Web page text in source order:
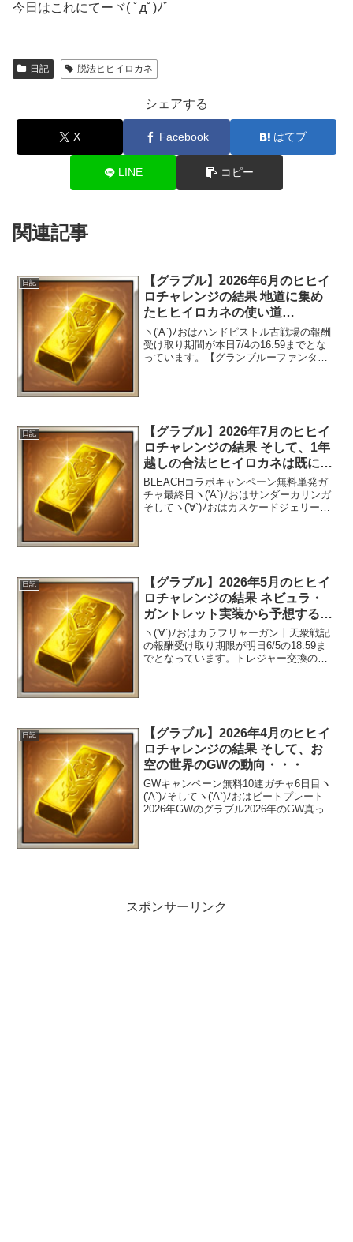
今日はこれにてーヾ( ﾟдﾟ)ﾉ゛
日記 脱法ヒヒイロカネ
シェアする
X Facebook はてブ
LINE コピー
関連記事
日記
【グラブル】2026年6月のヒヒイ
ロチャレンジの結果 地道に集め
たヒヒイロカネの使い道
は・・・？
ヽ('A`)ﾉおはハンドピストル古戦場の報酬
受け取り期間が本日7/4の16:59までとな
っています。【グランブルーファンタジ
日記
【グラブル】2026年7月のヒヒイ
ロチャレンジの結果 そして、1年
越しの合法ヒヒイロカネは既に確
保してある？
BLEACHコラボキャンペーン無料単発ガ
チャ最終日ヽ('A`)ﾉおはサンダーカリンガ
そしてヽ('∀`)ﾉおはカスケードジェリーサ
日記
【グラブル】2026年5月のヒヒイ
ロチャレンジの結果 ネビュラ・
ガントレット実装から予想する
と、今後のヒヒの需要が更に上が
りそう
ヽ('∀`)ﾉおはカラフリャーガン十天衆戦記
の報酬受け取り期限が明日6/5の18:59ま
でとなっています。トレジャー交換のし
日記
【グラブル】2026年4月のヒヒイ
ロチャレンジの結果 そして、お
空の世界のGWの動向・・・
GWキャンペーン無料10連ガチャ6日目ヽ
('A`)ﾉそしてヽ('A`)ﾉおはビートプレート
2026年GWのグラブル2026年のGW真っ只
スポンサーリンク